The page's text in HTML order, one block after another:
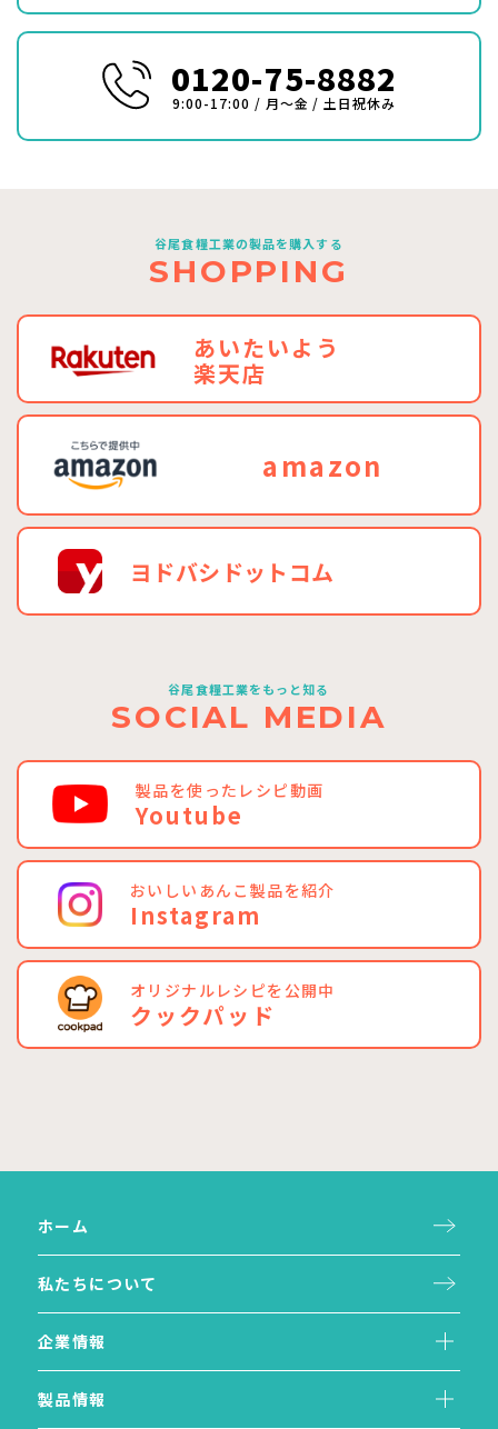
0120-75-8882
9:00-17:00 / 月〜金 / 土日祝休み
谷尾食糧工業の製品を購入する
SHOPPING
あいたいよう
楽天店
amazon
ヨドバシドットコム
谷尾食糧工業をもっと知る
SOCIAL MEDIA
製品を使ったレシピ動画
Youtube
おいしいあんこ製品を紹介
Instagram
オリジナルレシピを公開中
クックパッド
ホーム
私たちについて
企業情報
製品情報